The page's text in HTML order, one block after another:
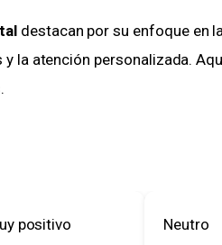
destacan por su enfoque en
la atención personalizada.
positivo
Neutro